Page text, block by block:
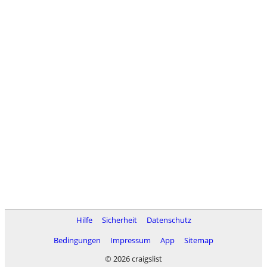
Hilfe Sicherheit
Datenschutz
Bedingungen
Impressum App
Sitemap
© 2026 craigslist